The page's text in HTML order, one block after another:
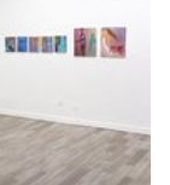
Condividi